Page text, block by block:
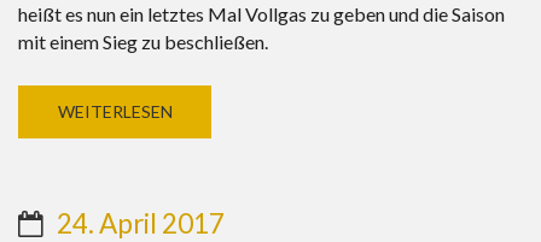
heißt es nun ein letztes Mal Vollgas zu geben und die Saison
mit einem Sieg zu beschließen.
WEITERLESEN
24. April 2017